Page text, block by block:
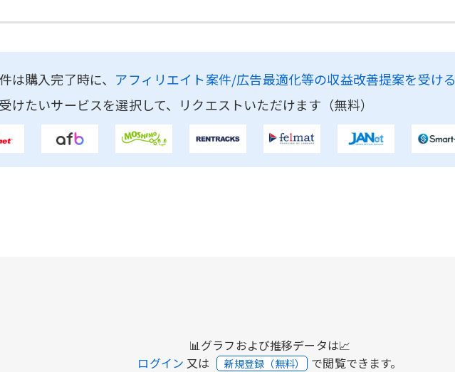
は購入完了時に、 アフィリエイト案件/広告最適化等の収益改善提案を受ける
けたいサービスを選択して、リクエストいただけます（無料）
📊グラフおよび推移データは📈
ログイン 又は 新規登録（無料） で閲覧できます。